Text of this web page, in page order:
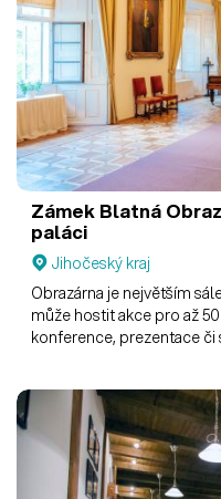
Zámek Blatná
paláci
Jihočeský kraj
Obrazárna je největším
může hostit akce pro až
konference, prezentace či